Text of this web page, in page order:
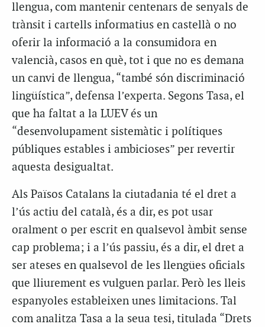
llengua, com mantenir centenars de senyals de
trànsit i cartells informatius en castellà o no
oferir la informació a la consumidora en
valencià, casos en què, tot i que no es demana
un canvi de llengua, “també són discriminació
lingüística”, defensa l’experta. Segons Tasa, el
que ha faltat a la LUEV és un
“desenvolupament sistemàtic i polítiques
públiques estables i ambicioses” per revertir
aquesta desigualtat.
Als Països Catalans la ciutadania té el dret a
l’ús actiu del català, és a dir, es pot usar
oralment o per escrit en qualsevol àmbit sense
cap problema; i a l’ús passiu, és a dir, el dret a
ser ateses en qualsevol de les llengües oficials
que lliurement es vulguen parlar. Però les lleis
espanyoles estableixen unes limitacions. Tal
com analitza Tasa a la seua tesi, titulada “Drets